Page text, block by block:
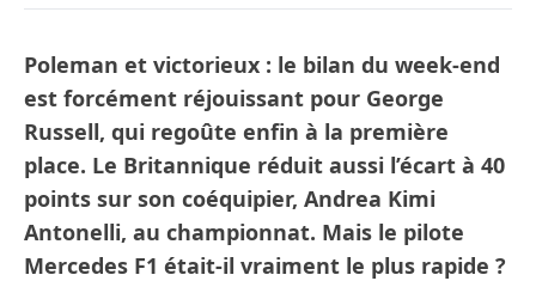
Poleman et victorieux : le bilan du week-end
est forcément réjouissant pour George
Russell, qui regoûte enfin à la première
place. Le Britannique réduit aussi l’écart à 40
points sur son coéquipier, Andrea Kimi
Antonelli, au championnat. Mais le pilote
Mercedes F1 était-il vraiment le plus rapide ?